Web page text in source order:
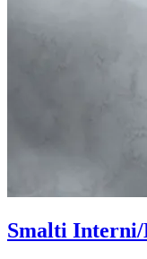
Smalti